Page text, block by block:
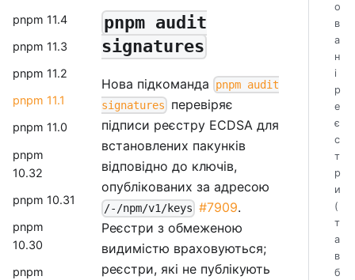
pnpm 11.4
pnpm 11.3
pnpm 11.2
pnpm 11.1
pnpm 11.0
pnpm
10.32
pnpm 10.31
pnpm
10.30
pnpm
pnpm audit
signatures
Нова підкоманда
pnpm audit
signatures
перевіряє
підписи реєстру ECDSA для
встановлених пакунків
відповідно до ключів,
опублікованих за адресою
/-/npm/v1/keys #7909.
Реєстри з обмеженою
видимістю враховуються;
реєстри, які не публікують
о
в
а
н
і
р
е
є
с
т
р
и
(
т
а
в
б